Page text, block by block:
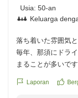
Usia: 50-an
Keluarga
落ち着いた雰囲気
毎年、那須にドラ
まることが多いで
が...)
Laporan